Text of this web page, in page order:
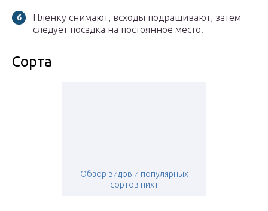
Пленку снимают, всходы подращивают, затем
следует посадка на постоянное место.
Сорта
Обзор видов и популярных
сортов пихт